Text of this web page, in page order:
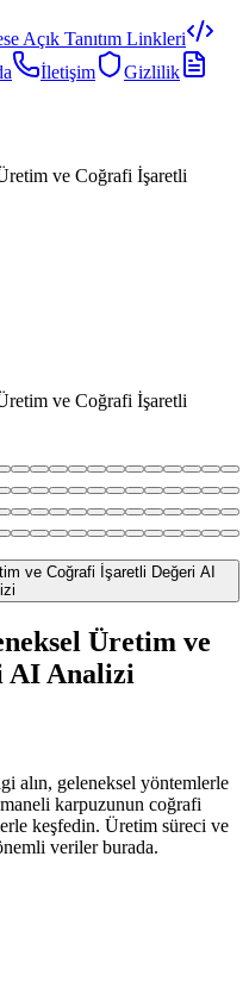
Açık Tanıtım Linkleri
İletişim
Gizlilik
ve Coğrafi İşaretli
ve Coğrafi İşaretli
Üretim ve
AI Analizi
alın, geleneksel yöntemlerle
karpuzunun coğrafi
keşfedin. Üretim süreci ve
veriler burada.